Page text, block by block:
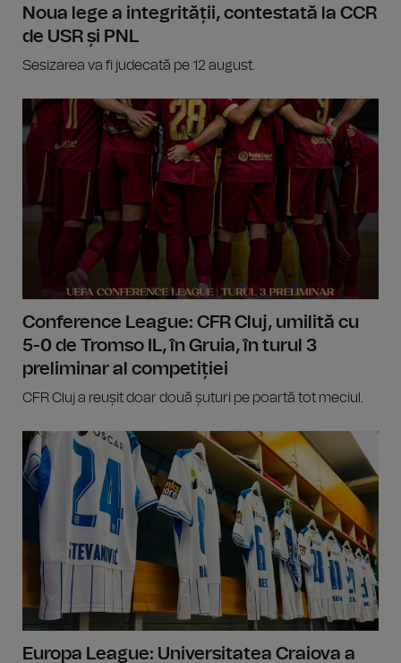
Noua lege a integrității, contestată la CCR
de USR și PNL
Sesizarea va fi judecată pe 12 august.
Conference League: CFR Cluj, umilită cu
5-0 de Tromso IL, în Gruia, în turul 3
preliminar al competiției
CFR Cluj a reușit doar două șuturi pe poartă tot meciul.
Europa League: Universitatea Craiova a